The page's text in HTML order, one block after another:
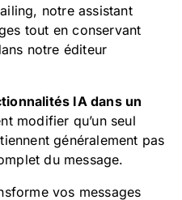
notre assistant
tout en conservant
notre éditeur
IA dans un
modifier qu’un seul
généralement pas
du message.
vos messages